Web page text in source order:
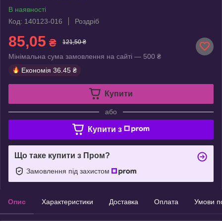
В наявності
Код: 140123-016
Роздріб
85,05 ₴ 121,50 ₴
Мінімальна сума замовлення на сайті — 500 ₴
Економія 36.45 ₴
Купити
або
Купити з
Що таке купити з Пром?
Замовлення під захистом
Опис Характеристики Доставка Оплата Умови